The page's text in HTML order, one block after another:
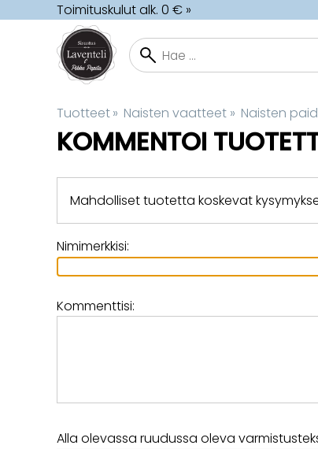
Toimituskulut alk. 0 € »
Tuotteet‪» Naisten vaatteet ‪» Naisten
KOMMENTOI
Mahdolliset tuotetta koskevat
Nimimerkkisi:
Kommenttisi:
Alla olevassa ruudussa oleva